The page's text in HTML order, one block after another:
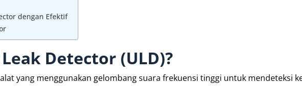
dengan Efektif
Detector (ULD)?
yang menggunakan gelombang suara frekuensi tinggi untuk mendeteksi